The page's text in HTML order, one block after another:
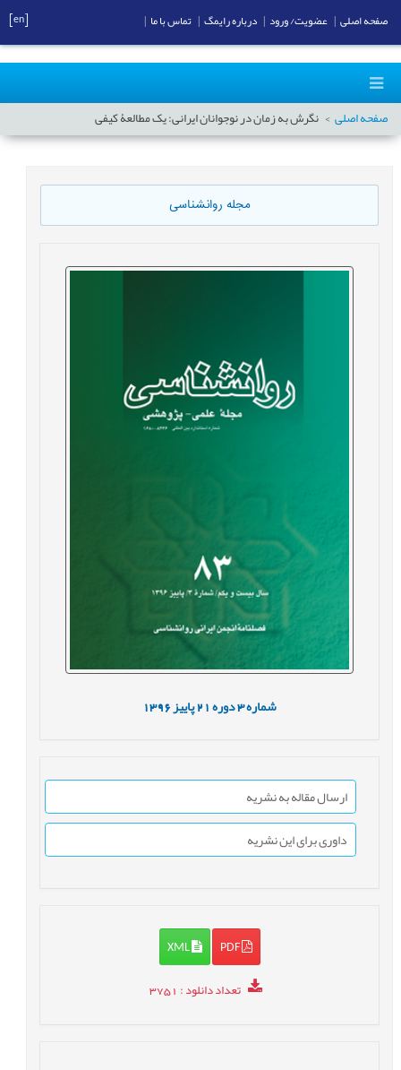
صفحه اصلی نگرش به زمان در نوجوانان ایرانی: یک مطالعۀ کیفی
مجله روانشناسی
شماره3 دوره21 پاییز1396
ارسال مقاله به نشریه
داوری برای این نشریه
PDF
XML
تعداد دانلود: 3751
صفحه اصلی عضویت/ ورود درباره رایمگ تماس با ما